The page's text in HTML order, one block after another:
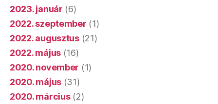
2023. január (6)
2022. szeptember (1)
2022. augusztus(21)
2022. május (16)
2020. november (1)
2020. május (31)
2020. március(2)